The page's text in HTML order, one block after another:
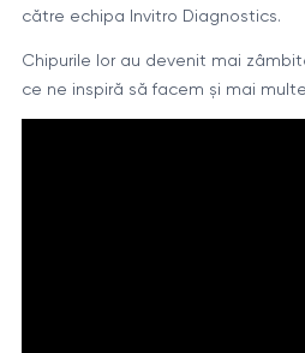
către echipa Invitro Diagnostics.
Chipurile lor au devenit mai
ce ne inspiră să facem și mai